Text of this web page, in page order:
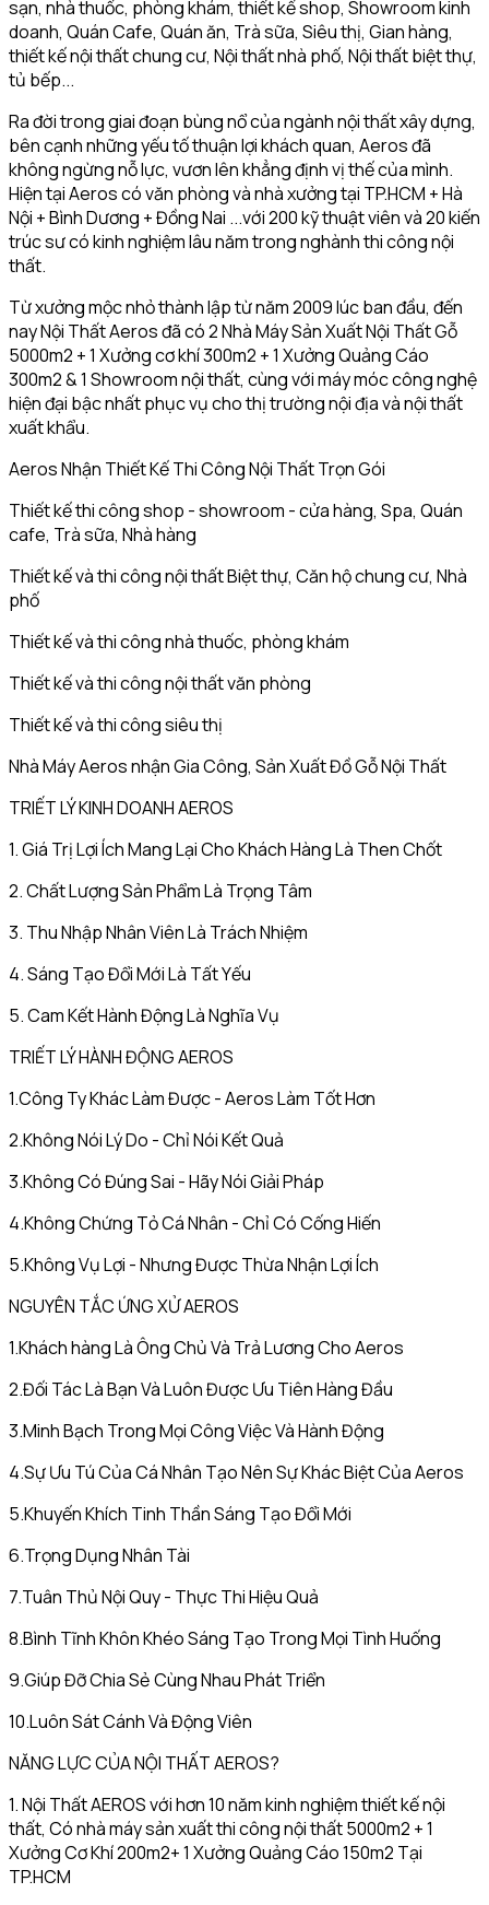
sạn, nhà thuốc, phòng khám, thiết kế shop, Showroom kinh
doanh, Quán Cafe, Quán ăn, Trà sữa, Siêu thị, Gian hàng,
thiết kế nội thất chung cư, Nội thất nhà phố, Nội thất biệt thự,
tủ bếp...
Ra đời trong giai đoạn bùng nổ của ngành nội thất xây dựng,
bên cạnh những yếu tố thuận lợi khách quan, Aeros đã
không ngừng nỗ lực, vươn lên khẳng định vị thế của mình.
Hiện tại Aeros có văn phòng và nhà xưởng tại TP.HCM + Hà
Nội + Bình Dương + Đồng Nai ...với 200 kỹ thuật viên và 20 kiến
trúc sư có kinh nghiệm lâu năm trong nghành thi công nội
thất.
Từ xưởng mộc nhỏ thành lập từ năm 2009 lúc ban đầu, đến
nay Nội Thất Aeros đã có 2 Nhà Máy Sản Xuất Nội Thất Gỗ
5000m2 + 1 Xưởng cơ khí 300m2 + 1 Xưởng Quảng Cáo
300m2 & 1 Showroom nội thất, cùng với máy móc công nghệ
hiện đại bậc nhất phục vụ cho thị trường nội địa và nội thất
xuất khẩu.
Aeros Nhận Thiết Kế Thi Công Nội Thất Trọn Gói
Thiết kế thi công shop - showroom - cửa hàng, Spa, Quán
cafe, Trà sữa, Nhà hàng
Thiết kế và thi công nội thất Biệt thự, Căn hộ chung cư, Nhà
phố
Thiết kế và thi công nhà thuốc, phòng khám
Thiết kế và thi công nội thất văn phòng
Thiết kế và thi công siêu thị
Nhà Máy Aeros nhận Gia Công, Sản Xuất Đồ Gỗ Nội Thất
TRIẾT LÝ KINH DOANH AEROS
1. Giá Trị Lợi Ích Mang Lại Cho Khách Hàng Là Then Chốt
2. Chất Lượng Sản Phẩm Là Trọng Tâm
3. Thu Nhập Nhân Viên Là Trách Nhiệm
4. Sáng Tạo Đổi Mới Là Tất Yếu
5. Cam Kết Hành Động Là Nghĩa Vụ
TRIẾT LÝ HÀNH ĐỘNG AEROS
1.Công Ty Khác Làm Được - Aeros Làm Tốt Hơn
2.Không Nói Lý Do - Chỉ Nói Kết Quả
3.Không Có Đúng Sai - Hãy Nói Giải Pháp
4.Không Chứng Tỏ Cá Nhân - Chỉ Có Cống Hiến
5.Không Vụ Lợi - Nhưng Được Thừa Nhận Lợi Ích
NGUYÊN TẮC ỨNG XỬ AEROS
1.Khách hàng Là Ông Chủ Và Trả Lương Cho Aeros
2.Đối Tác Là Bạn Và Luôn Được Ưu Tiên Hàng Đầu
3.Minh Bạch Trong Mọi Công Việc Và Hành Động
4.Sự Ưu Tú Của Cá Nhân Tạo Nên Sự Khác Biệt Của Aeros
5.Khuyến Khích Tinh Thần Sáng Tạo Đổi Mới
6.Trọng Dụng Nhân Tài
7.Tuân Thủ Nội Quy - Thực Thi Hiệu Quả
8.Bình Tĩnh Khôn Khéo Sáng Tạo Trong Mọi Tình Huống
9.Giúp Đỡ Chia Sẻ Cùng Nhau Phát Triển
10.Luôn Sát Cánh Và Động Viên
NĂNG LỰC CỦA NỘI THẤT AEROS?
1. Nội Thất AEROS với hơn 10 năm kinh nghiệm thiết kế nội
thất, Có nhà máy sản xuất thi công nội thất 5000m2 + 1
Xưởng Cơ Khí 200m2+ 1 Xưởng Quảng Cáo 150m2 Tại
TP.HCM